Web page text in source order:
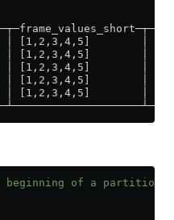
│ [1,2,3,4,5]        │
│ [1,2,3,4,5]        │
│ [1,2,3,4,5]        │
│ [1,2,3,4,5]        │
│ [1,2,3,4,5]        │
beginning of a partition